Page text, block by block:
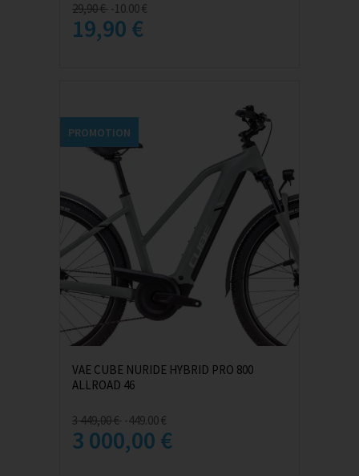
29,90 € -10.00 €
19,90 €
PROMOTION
VAE CUBE NURIDE HYBRID PRO 800
ALLROAD 46
3 449,00 € -449.00 €
3 000,00 €